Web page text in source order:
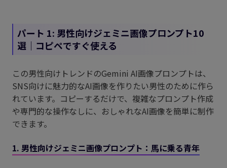
パート 1: 男性向けジェミニ画像プロンプト10
選｜コピペですぐ使える
この男性向けトレンドのGemini AI画像プロンプトは、
SNS向けに魅力的なAI画像を作りたい男性のために作ら
れています。コピーするだけで、複雑なプロンプト作成
や専門的な操作なしに、おしゃれなAI画像を簡単に制作
できます。
1. 男性向けジェミニ画像プロンプト：馬に乗る青年